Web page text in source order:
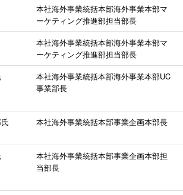
本社海外事業統括本部海外事業本部マ
ーケティング推進部担当部長
本社海外事業統括本部海外事業本部マ
ーケティング推進部担当部長
本社海外事業統括本部海外事業本部UC
事業部長
本社海外事業統括本部事業企画本部長
本社海外事業統括本部事業企画本部担
当部長